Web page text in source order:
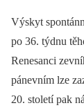
Výskyt
po 36. týdnu
Renesanci
pánevním lze
20. století pak